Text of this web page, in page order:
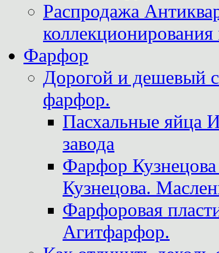
Распродажа
Фарфор
Дорогой и дешевый
фарфор.
Пасхальные яйца
завода
Фарфор
Кузнецова.
Фарфоровая
Агитфарфор.